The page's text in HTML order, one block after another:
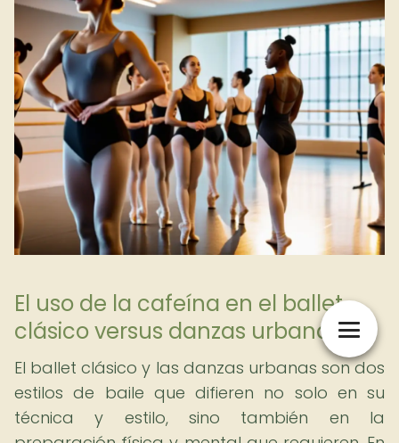
El uso de la cafeína en el ballet
clásico versus danzas urbanas
El ballet clásico y las danzas urbanas son dos
estilos de baile que difieren no solo en su
técnica y estilo, sino también en la